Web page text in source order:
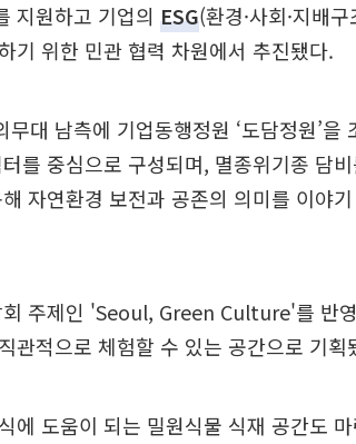
지원하고 기업의 ESG(환경·사회·지배
기 위한 민관 협력 차원에서 추진됐다.
대 남측에 기업동행정원 ‘도담정원’을
를 중심으로 구성되며, 멸종위기종 담
자연환경 보전과 공존의 의미를 이야
주제인 'Seoul, Green Culture'를 반
관적으로 체험할 수 있는 공간으로 기획
에 도움이 되는 밀원식물 식재 공간도